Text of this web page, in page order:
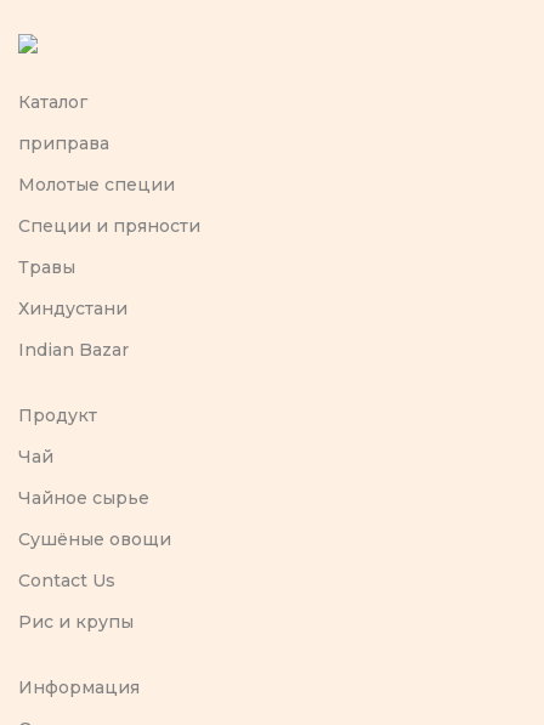
Каталог
приправа
Молотые специи
Специи и пряности
Травы
Хиндустани
Indian Bazar
Продукт
Чай
Чайное сырье
Сушёные овощи
Contact Us
Рис и крупы
Информация